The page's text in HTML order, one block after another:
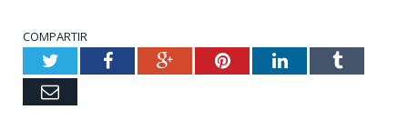
COMPARTIR
TwitterFacebookGoogle+PinterestLinkedInTumblr
Email